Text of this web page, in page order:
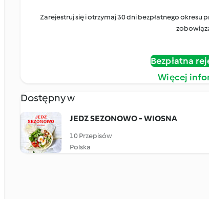
Zarejestruj się i otrzymaj 30 dni bezpłatnego
Bezpłatna
Więcej
Dostępny w
JEDZ SEZONOWO - WIOSNA
10 Przepisów
Polska